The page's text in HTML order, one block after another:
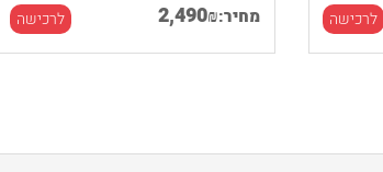
מחיר: 2,490₪ לרכישה לרכישה